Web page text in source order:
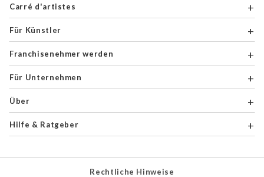
Carré d'artistes
Für Künstler
Franchisenehmer werden
Für Unternehmen
Über
Hilfe & Ratgeber
Rechtliche Hinweise